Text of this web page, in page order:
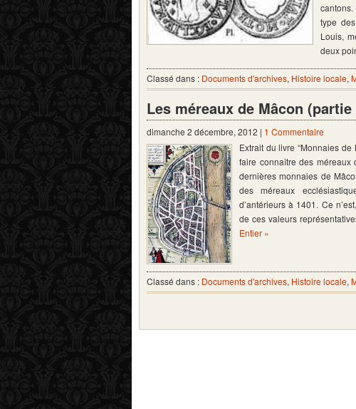
type
Louis,
deux
Classé dans : Documents d'archives, Histoire locale,
Les méreaux de Mâcon (partie
dimanche 2 décembre, 2012 | 1 Commentaire
Extrait du livre “Monnaies
faire connaître des
dernières monnaies de
des méreaux
d’antérieurs à 1401. Ce
de ces valeurs
Entier »
Classé dans : Documents d'archives, Histoire locale,